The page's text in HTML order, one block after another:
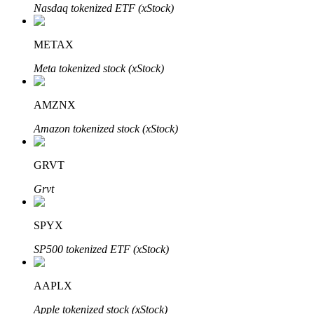
BTR-vergrendelingen
Exclusieve beleggingen voor BTR-houders
Nasdaq tokenized ETF (xStock)
METAX
Meta tokenized stock (xStock)
AMZNX
Amazon tokenized stock (xStock)
GRVT
Grvt
SPYX
SP500 tokenized ETF (xStock)
AAPLX
Apple tokenized stock (xStock)